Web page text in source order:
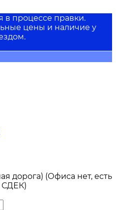
в процессе правки.
цены и наличие у
дорога) (Офиса нет, есть
СДЕК)